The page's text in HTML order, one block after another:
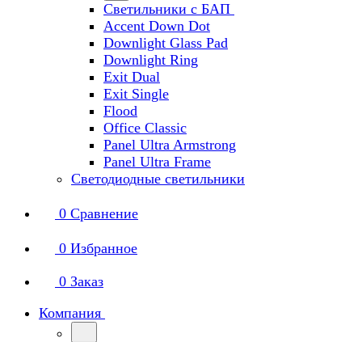
Светильники с БАП
Accent Down Dot
Downlight Glass Pad
Downlight Ring
Exit Dual
Exit Single
Flood
Office Classic
Panel Ultra Armstrong
Panel Ultra Frame
Светодиодные светильники
0 Сравнение
0 Избранное
0 Заказ
Компания